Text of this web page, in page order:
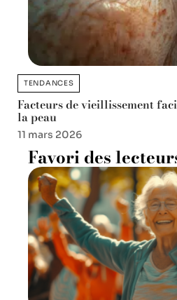
TENDANCES
Facteurs de vieillissement
la peau
11 mars 2026
Favori des